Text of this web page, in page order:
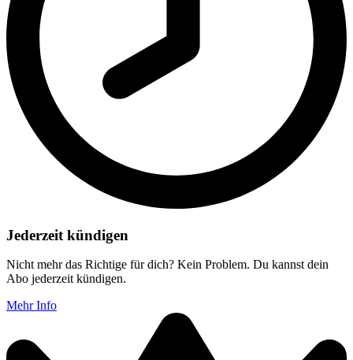
Jederzeit kündigen
Nicht mehr das Richtige für dich? Kein Problem. Du kannst dein
Abo jederzeit kündigen.
Mehr Info